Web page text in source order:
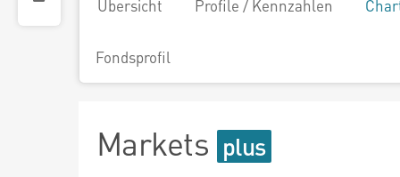
Übersicht Profile / Kennzahlen
Fondsprofil
Markets